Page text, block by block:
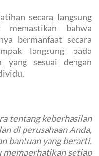
secara langsung
memastikan bahwa
bermanfaat secara
langsung pada
yang sesuai dengan
tentang keberhasilan
di perusahaan Anda,
bantuan yang berarti.
memperhatikan setiap